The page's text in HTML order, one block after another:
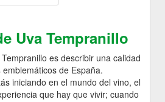
Uva Tempranillo
es describir una calidad
de España.
iniciando en el mundo del vino, el
que hay que vivir; cuando